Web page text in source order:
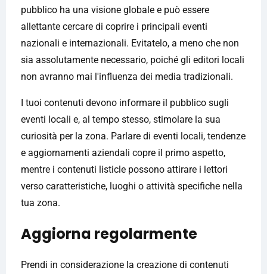
pubblico ha una visione globale e può essere
allettante cercare di coprire i principali eventi
nazionali e internazionali. Evitatelo, a meno che non
sia assolutamente necessario, poiché gli editori locali
non avranno mai l'influenza dei media tradizionali.
I tuoi contenuti devono informare il pubblico sugli
eventi locali e, al tempo stesso, stimolare la sua
curiosità per la zona. Parlare di eventi locali, tendenze
e aggiornamenti aziendali copre il primo aspetto,
mentre i contenuti listicle possono attirare i lettori
verso caratteristiche, luoghi o attività specifiche nella
tua zona.
Aggiorna regolarmente
Prendi in considerazione la creazione di contenuti